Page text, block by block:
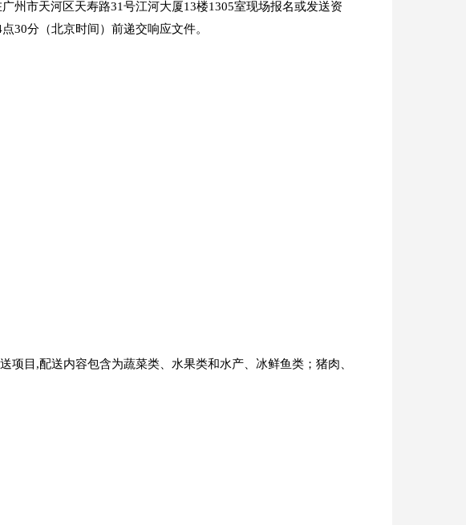
州市天河区天寿路31号江河大厦13楼1305室现场报名或发送资
30分（北京时间）前递交响应文件。
目,配送内容包含为蔬菜类、水果类和水产、冰鲜鱼类；猪肉、